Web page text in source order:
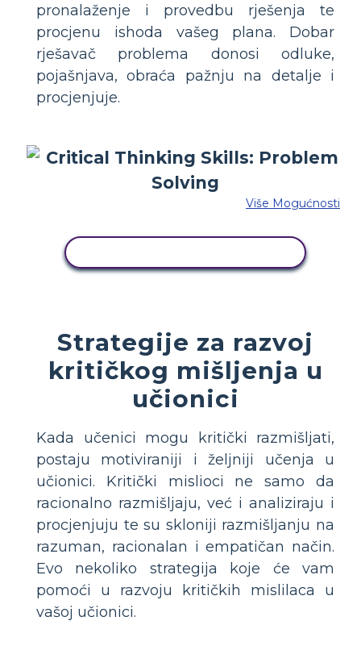
pronalaženje i provedbu rješenja te
procjenu ishoda vašeg plana. Dobar
rješavač problema donosi odluke,
pojašnjava, obraća pažnju na detalje i
procjenjuje.
Više Mogućnosti
Strategije za razvoj
kritičkog mišljenja u
učionici
Kada učenici mogu kritički razmišljati,
postaju motiviraniji i željniji učenja u
učionici. Kritički mislioci ne samo da
racionalno razmišljaju, već i analiziraju i
procjenjuju te su skloniji razmišljanju na
razuman, racionalan i empatičan način.
Evo nekoliko strategija koje će vam
pomoći u razvoju kritičkih mislilaca u
vašoj učionici.